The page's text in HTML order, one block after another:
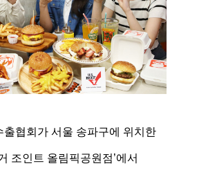
출협회가 서울 송파구에 위치한
조인트 올림픽공원점’에서